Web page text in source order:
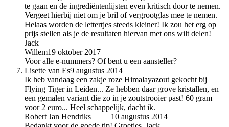
te gaan en de ingrediëntenlijsten even kritisch door te nemen.
Vergeet hierbij niet om je bril of vergrootglas mee te nemen.
Helaas worden de lettertjes steeds kleiner! Ik zou het erg op
prijs stellen als je de resultaten hiervan met ons wilt delen!
Jack
Willem19 oktober 2017
Voor alle e-nummers? Of bent u een aansteller?
Lisette van Es9 augustus 2014
Ik heb vandaag een zakje roze Himalayazout gekocht bij
Flying Tiger in Leiden... Ze hebben daar grove kristallen, en
een gemalen variant die zo in je zoutstrooier past! 60 gram
voor 2 euro... Heel schappelijk, dacht ik.
Robert Jan Hendriks
10 augustus 2014